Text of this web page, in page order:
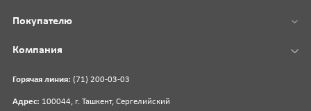
Горячая линия: (71) 200-03-03
Адрес: 100044, г. Ташкент, Сергелийский
Покупателю
Компания